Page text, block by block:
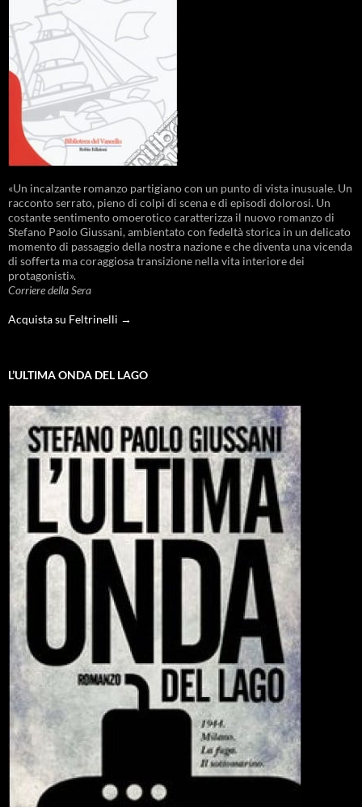
«Un incalzante romanzo partigiano con un punto di vista inusuale. Un
racconto serrato, pieno di colpi di scena e di episodi dolorosi. Un
costante sentimento omoerotico caratterizza il nuovo romanzo di
Stefano Paolo Giussani, ambientato con fedeltà storica in un delicato
momento di passaggio della nostra nazione e che diventa una vicenda
di sofferta ma coraggiosa transizione nella vita interiore dei
protagonisti».
Corriere della Sera
Acquista su Feltrinelli →
L’ULTIMA ONDA DEL LAGO